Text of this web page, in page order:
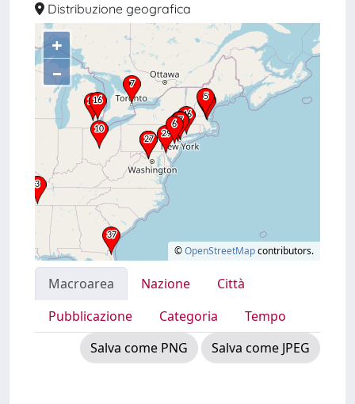
Distribuzione geografica
+
–
©OpenStreetMapcontributors.
Macroarea Nazione
Città
Pubblicazione
Categoria
Tempo
Salva come PNG
Salva come JPEG